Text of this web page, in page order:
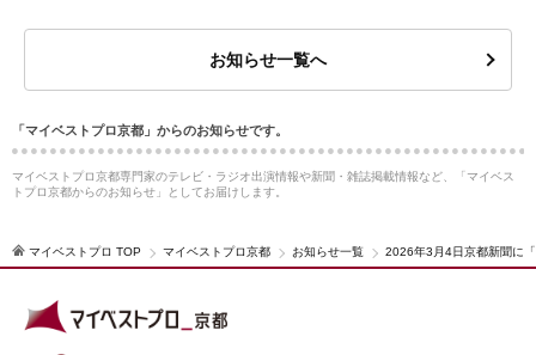
お知らせ一覧へ
「マイベストプロ京都」からのお知らせです。
マイベストプロ京都専門家のテレビ・ラジオ出演情報や新聞・雑誌掲載情報など、「マイベス
トプロ京都からのお知らせ」としてお届けします。
マイベストプロ TOP マイベストプロ京都 お知らせ一覧 2026年3月4日京都新聞に